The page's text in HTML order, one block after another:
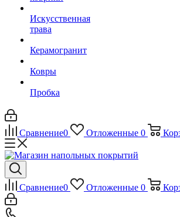
Искусственная
трава
Керамогранит
Ковры
Пробка
Сравнение0 Отложенные 0
Сравнение0 Отложенные 0